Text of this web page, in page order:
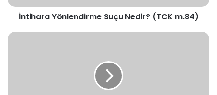
İntihara Yönlendirme Suçu Nedir? (TCK m.84)
Suçluların